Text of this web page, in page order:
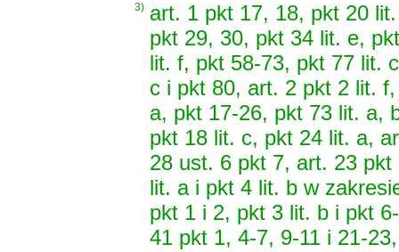
3) art. 1 pkt 17, 18, pkt 20
pkt 29, 30, pkt 34 lit. e,
lit. f, pkt 58-73, pkt 77 lit.
c i pkt 80, art. 2 pkt 2 lit.
a, pkt 17-26, pkt 73 lit. a,
pkt 18 lit. c, pkt 24 lit. a,
28 ust. 6 pkt 7, art. 23
lit. a i pkt 4 lit. b w
pkt 1 i 2, pkt 3 lit. b i pkt
41 pkt 1, 4-7, 9-11 i 21-